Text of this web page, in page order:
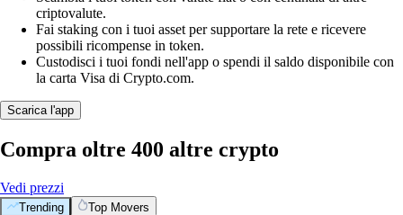
criptovalute.
Fai staking con i tuoi asset per supportare la rete e ricevere
possibili ricompense in token.
Custodisci i tuoi fondi nell'app o spendi il saldo disponibile con
la carta Visa di Crypto.com.
Scarica l'app
Compra oltre 400 altre crypto
Vedi prezzi
Trending Top Movers